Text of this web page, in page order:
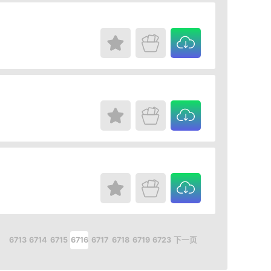
6713 6714 6715 6716 6717 6718 6719 6723 下一页